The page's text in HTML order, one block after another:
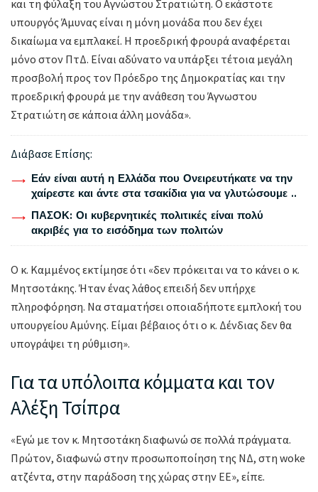
και τη φύλαξη του Αγνώστου Στρατιώτη. Ο εκάστοτε
υπουργός Άμυνας είναι η μόνη μονάδα που δεν έχει
δικαίωμα να εμπλακεί. Η προεδρική φρουρά αναφέρεται
μόνο στον ΠτΔ. Είναι αδύνατο να υπάρξει τέτοια μεγάλη
προσβολή προς τον Πρόεδρο της Δημοκρατίας και την
προεδρική φρουρά με την ανάθεση του Άγνωστου
Στρατιώτη σε κάποια άλλη μονάδα».
Διάβασε Επίσης:
Εάν είναι αυτή η Ελλάδα που Ονειρευτήκατε να την
χαίρεστε και άντε στα τσακίδια για να γλυτώσουμε ..
ΠΑΣΟΚ: Οι κυβερνητικές πολιτικές είναι πολύ
ακριβές για το εισόδημα των πολιτών
Ο κ. Καμμένος εκτίμησε ότι «δεν πρόκειται να το κάνει ο κ.
Μητσοτάκης. Ήταν ένας λάθος επειδή δεν υπήρχε
πληροφόρηση. Να σταματήσει οποιαδήποτε εμπλοκή του
υπουργείου Αμύνης. Είμαι βέβαιος ότι ο κ. Δένδιας δεν θα
υπογράψει τη ρύθμιση».
Για τα υπόλοιπα κόμματα και τον
Αλέξη Τσίπρα
«Εγώ με τον κ. Μητσοτάκη διαφωνώ σε πολλά πράγματα.
Πρώτον, διαφωνώ στην προσωποποίηση της ΝΔ, στη woke
ατζέντα, στην παράδοση της χώρας στην ΕΕ», είπε.